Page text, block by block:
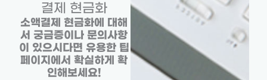
결제 현금화
소액결제 현금화에 대해
서 궁금증이나 문의사항
이 있으시다면 유용한 팁
페이지에서 확실하게 확
인해보세요!